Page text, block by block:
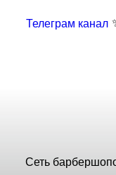
Телеграм канал
Сеть